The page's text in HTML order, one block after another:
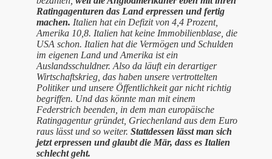
Ratingagenturen das Land erpressen und fertig
machen. Italien hat ein Defizit von 4,4 Prozent,
Amerika 10,8. Italien hat keine Immobilienblase, die
USA schon. Italien hat die Vermögen und Schulden
im eigenen Land und Amerika ist ein
Auslandsschuldner. Also da läuft ein derartiger
Wirtschaftskrieg, das haben unsere vertrottelten
Politiker und unsere Öffentlichkeit gar nicht richtig
begriffen. Und das könnte man mit einem
Federstrich beenden, in dem man europäische
Ratingagentur gründet, Griechenland aus dem Euro
raus lässt und so weiter. Stattdessen lässt man sich
jetzt erpressen und glaubt die Mär, dass es Italien
schlecht geht.